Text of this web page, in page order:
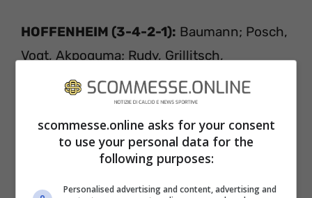
HOFFENHEIM (3-4-2-1): Baumann; Posch,
Vogt, Akpoguma; Rudy, Grillitsch,
Samassekou, Sessegnon; Baumgartner,
Kramaric; Dabbur.
Meteo e info dal campo:
Previsioni meteo: 2 gradi, tempo coperto,
scommesse.online asks for your consent
to use your personal data for the
following purposes:
Personalised advertising and content, advertising and